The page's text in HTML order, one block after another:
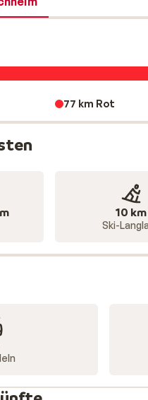
ungemein
im Skikindergarten
77 km Rot
10 km
Ski-